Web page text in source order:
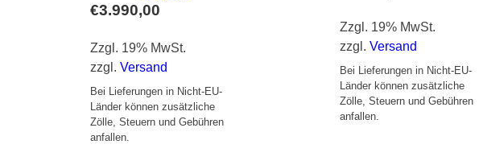
€3.990,00
Zzgl. 19% MwSt.
zzgl. Versand
Bei Lieferungen in Nicht-EU-
Länder können zusätzliche
Zölle, Steuern und Gebühren
anfallen.
Zzgl. 19% MwSt.
zzgl.Versand
Bei Lieferungen in Nicht-EU-
Länder können zusätzliche
Zölle, Steuern und Gebühren
anfallen.